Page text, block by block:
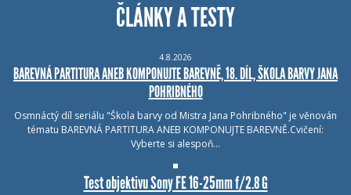
ČLÁNKY A TESTY
4.8.2026
BAREVNÁ PARTITURA ANEB KOMPONUJTE BAREVNĚ, 18. DÍL, ŠKOLA BARVY JANA
POHRIBNÉHO
Osmnáctý díl seriálu "Škola barvy od Mistra Jana Pohribného" je věnován
tématu BAREVNÁ PARTITURA ANEB KOMPONUJTE BAREVNĚ.Cvičení:
Vyberte si alespoň…
Test objektivu Sony FE 16-25mm f/2.8 G